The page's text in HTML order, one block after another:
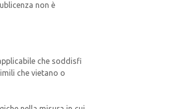
non è
che soddisfi
che vietano o